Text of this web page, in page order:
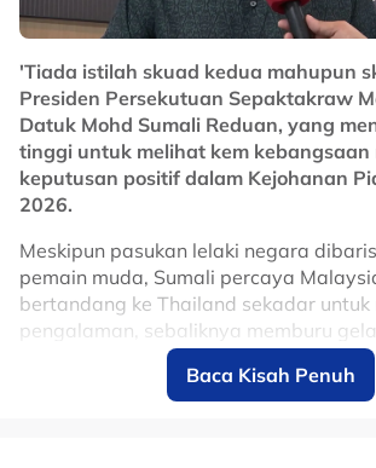
'Tiada istilah skuad kedua mahupun
Presiden Persekutuan Sepaktakraw
Datuk Mohd Sumali Reduan, yang
tinggi untuk melihat kem kebangsaan
keputusan positif dalam Kejohanan
2026.
Meskipun pasukan lelaki negara
pemain muda, Sumali percaya
bertandang ke Thailand sekadar untuk
pengalaman, sebaliknya memburu
kejohanan yang bakal memasuki
Baca Kisah Penuh